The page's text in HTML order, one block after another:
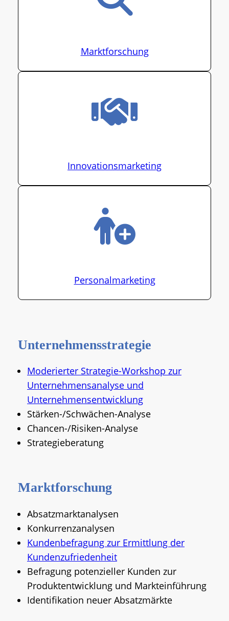
Marktforschung
Innovationsmarketing
Personalmarketing
Unternehmensstrategie
Moderierter Strategie-Workshop zur
Unternehmensanalyse und
Unternehmensentwicklung
Stärken-/Schwächen-Analyse
Chancen-/Risiken-Analyse
Strategieberatung
Marktforschung
Absatzmarktanalysen
Konkurrenzanalysen
Kundenbefragung zur Ermittlung der
Kundenzufriedenheit
Befragung potenzieller Kunden zur
Produktentwicklung und Markteinführung
Identifikation neuer Absatzmärkte